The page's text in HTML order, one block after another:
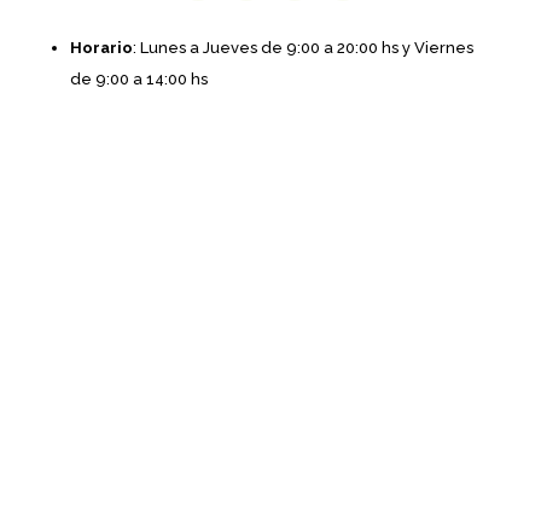
Horario: Lunes a Jueves de 9:00 a 20:00 hs y Viernes
de 9:00 a 14:00 hs